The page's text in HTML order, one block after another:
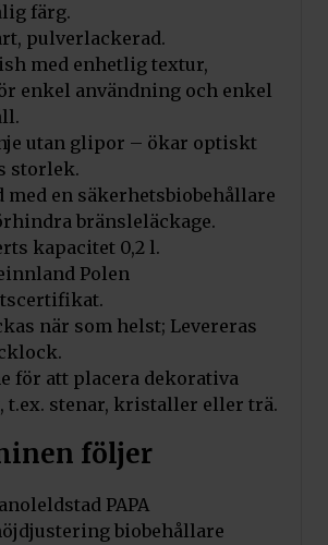
Lägg till i varukorg
Tratt för biobränsle
kr
Lägg till i varukorg
färg.
pulverlackerad.
med enhetlig textur,
enkel användning och enkel
utan glipor – ökar optiskt
storlek.
med en säkerhetsbiobehållare
bränsleläckage.
kapacitet 0,2 l.
Polen
när som helst; Levereras
för att placera dekorativa
t.ex. stenar, kristaller eller trä.
följer
PAPA
biobehållare